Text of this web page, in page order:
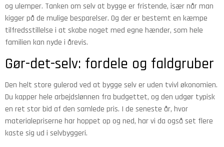
og ulemper. Tanken om selv at bygge er fristende, især når man
kigger på de mulige besparelser. Og der er bestemt en kæmpe
tilfredsstillelse i at skabe noget med egne hænder, som hele
familien kan nyde i årevis.
Gør-det-selv: fordele og faldgruber
Den helt store gulerod ved at bygge selv er uden tvivl økonomien.
Du kapper hele arbejdslønnen fra budgettet, og den udgør typisk
en ret stor bid af den samlede pris. I de seneste år, hvor
materialepriserne har hoppet op og ned, har vi da også set flere
kaste sig ud i selvbyggeri.